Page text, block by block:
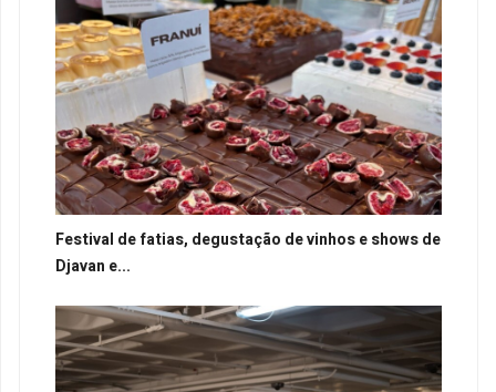
Festival de fatias, degustação de vinhos e shows de
Djavan e...